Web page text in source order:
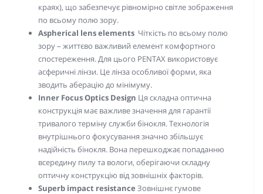
краях), що забезпечує рівномірно світле зображення
по всьому полю зору.
Aspherical lens elements Чіткість по всьому полю
зору – життєво важливий елемент комфортного
спостереження. Для цього PENTAX використовує
асферичні лінзи. Це лінза особливої форми, яка
зводить аберацію до мінімуму.
Inner Focus Optics Design Ця складна оптична
конструкція має важливе значення для гарантії
тривалого терміну служби бінокля. Технологія
внутрішнього фокусування значно збільшує
надійність бінокля. Вона перешкоджає попаданню
всередину пилу та вологи, оберігаючи складну
оптичну конструкцію від зовнішніх факторів.
Superb impact resistance Зовнішнє гумове